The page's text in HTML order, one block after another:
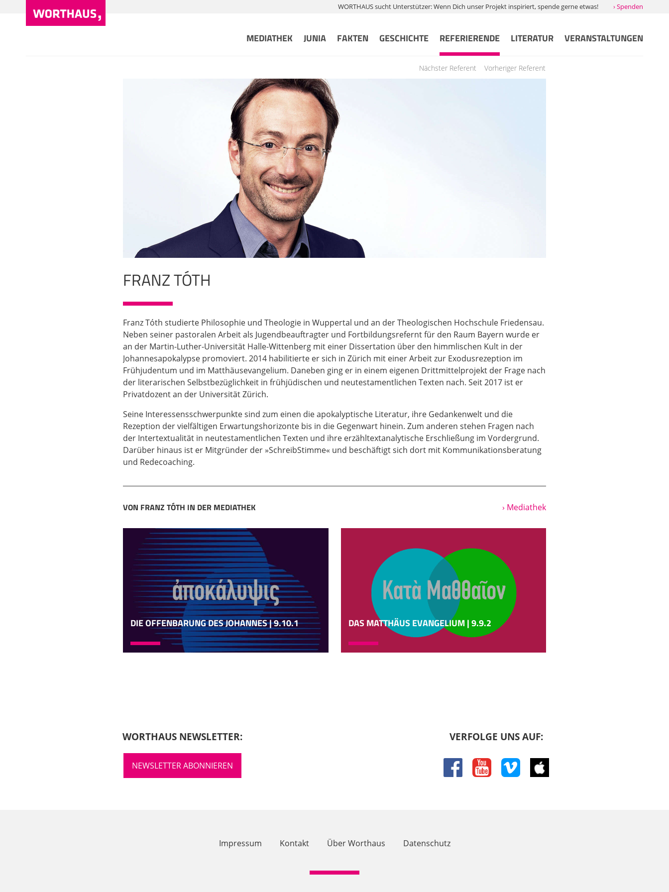
WORTHAUS sucht Unterstützer: Wenn Dich unser Projekt inspiriert, spende gerne etwas! › Spenden
MEDIATHEK JUNIA FAKTEN GESCHICHTE REFERIERENDE LITERATUR VERANSTALTUNGEN
Vorheriger Referent
Nächster Referent
FRANZ TÓTH
Franz Tóth studierte Philosophie und Theologie in Wuppertal und an der Theologischen Hochschule Friedensau.
Neben seiner pastoralen Arbeit als Jugendbeauftragter und Fortbildungsrefernt für den Raum Bayern wurde er
an der Martin-Luther-Universität Halle-Wittenberg mit einer Dissertation über den himmlischen Kult in der
Johannesapokalypse promoviert. 2014 habilitierte er sich in Zürich mit einer Arbeit zur Exodusrezeption im
Frühjudentum und im Matthäusevangelium. Daneben ging er in einem eigenen Drittmittelprojekt der Frage nach
der literarischen Selbstbezüglichkeit in frühjüdischen und neutestamentlichen Texten nach. Seit 2017 ist er
Privatdozent an der Universität Zürich.
Seine Interessensschwerpunkte sind zum einen die apokalyptische Literatur, ihre Gedankenwelt und die
Rezeption der vielfältigen Erwartungshorizonte bis in die Gegenwart hinein. Zum anderen stehen Fragen nach
der Intertextualität in neutestamentlichen Texten und ihre erzähltextanalytische Erschließung im Vordergrund.
Darüber hinaus ist er Mitgründer der »SchreibStimme« und beschäftigt sich dort mit Kommunikationsberatung
und Redecoaching.
VON FRANZ TÓTH IN DER MEDIATHEK › Mediathek
DIE OFFENBARUNG DES JOHANNES | 9.10.1 DAS MATTHÄUS EVANGELIUM | 9.9.2
WORTHAUS NEWSLETTER:
NEWSLETTER ABONNIEREN
VERFOLGE UNS AUF:
facebookyoutubevimeo itunes
Impressum Kontakt Über Worthaus Datenschutz